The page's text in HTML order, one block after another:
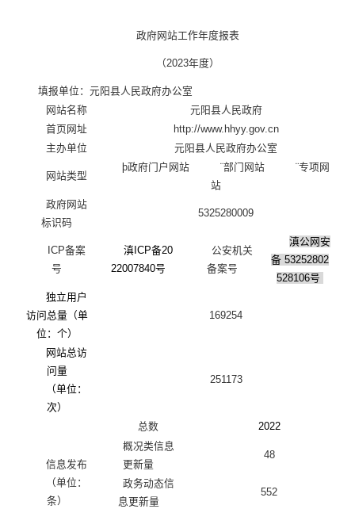
政府网站工作年度报表
（2023年度）
填报单位： 元阳县人民政府办公室
网站名称
元阳县人民政府
首页网址
http://www.hhyy.gov.cn
主办单位
元阳县人民政府办公室
网站类型
þ政府门户网站¨部门网站¨专项网
站
政府网站
标识码
5325280009
ICP备案
号
滇 ICP备20
22007840号
公安机关
备案号
滇公网安
备 53252802
528106号
独立用户
访问总量（单
位：个）
169254
网站总访
问量
（单位：
次）
251173
信息发布
（单位：
条）
总数
2022
概况类信息
更新量
48
政务动态信
息更新量
552